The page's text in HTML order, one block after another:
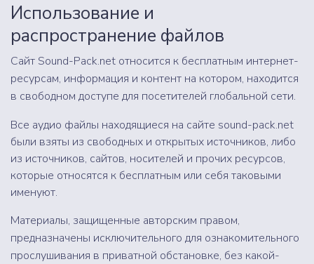
Использование и
распространение файлов
Сайт Sound-Pack.net относится к бесплатным интернет-
ресурсам, информация и контент на котором, находится
в свободном доступе для посетителей глобальной сети.
Все аудио файлы находящиеся на сайте sound-pack.net
были взяты из свободных и открытых источников, либо
из источников, сайтов, носителей и прочих ресурсов,
которые относятся к бесплатным или себя таковыми
именуют.
Материалы, защищенные авторским правом,
предназначены исключительного для ознакомительного
прослушивания в приватной обстановке, без какой-